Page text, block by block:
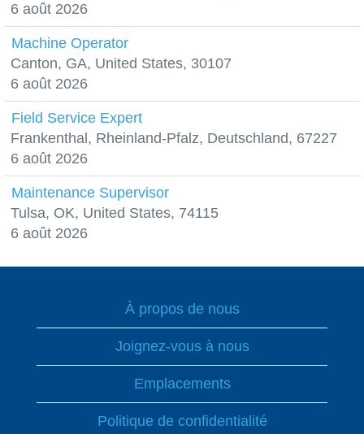
6 août 2026
Machine Operator
Canton, GA, United States, 30107
6 août 2026
Field Service Expert
Frankenthal, Rheinland-Pfalz, Deutschland, 67227
6 août 2026
Maintenance Supervisor
Tulsa, OK, United States, 74115
6 août 2026
À propos de nous
Joignez-vous à nous
Emplacements
Politique de confidentialité